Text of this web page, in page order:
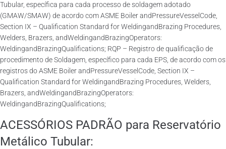
Tubular, específica para cada processo de soldagem adotado
(GMAW/SMAW) de acordo com ASME Boiler andPressureVesselCode,
Section IX – Qualification Standard for WeldingandBrazing Procedures,
Welders, Brazers, andWeldingandBrazingOperators:
WeldingandBrazingQualifications; RQP – Registro de qualificação de
procedimento de Soldagem, específico para cada EPS, de acordo com os
registros do ASME Boiler andPressureVesselCode, Section IX –
Qualification Standard for WeldingandBrazing Procedures, Welders,
Brazers, andWeldingandBrazingOperators:
WeldingandBrazingQualifications;
ACESSÓRIOS PADRÃO para Reservatório
Metálico Tubular: